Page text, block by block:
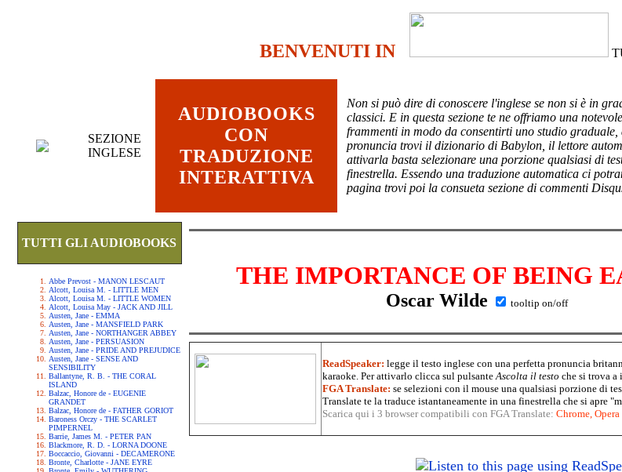
BENVENUTI IN
SEZIONE
INGLESE
AUDIOBOOKS
CON
TRADUZIONE
INTERATTIVA
Non si può dire di conoscere l'inglese se non si è in
classici. E in questa sezione te ne offriamo una
frammenti in modo da consentirti uno studio
pronuncia trovi il dizionario di Babylon, il lettore
attivarla basta selezionare una porzione qualsiasi di
finestrella. Essendo una traduzione automatica ci
pagina trovi poi la consueta sezione di commenti
TUTTI GLI AUDIOBOOKS
Abbe Prevost - MANON LESCAUT
Alcott, Louisa M. - LITTLE MEN
Alcott, Louisa M. - LITTLE WOMEN
Alcott, Louisa May - JACK AND JILL
Austen, Jane - EMMA
Austen, Jane - MANSFIELD PARK
Austen, Jane - NORTHANGER ABBEY
Austen, Jane - PERSUASION
Austen, Jane - PRIDE AND PREJUDICE
Austen, Jane - SENSE AND
SENSIBILITY
Ballantyne, R. B. - THE CORAL
ISLAND
Balzac, Honore de - EUGENIE
GRANDET
Balzac, Honore de - FATHER GORIOT
Baroness Orczy - THE SCARLET
PIMPERNEL
Barrie, James M. - PETER PAN
Blackmore, R. D. - LORNA DOONE
Boccaccio, Giovanni - DECAMERONE
Bronte, Charlotte - JANE EYRE
THE IMPORTANCE OF BEING
Oscar Wilde tooltip on/off
ReadSpeaker: legge il testo inglese con una perfetta pronuncia
karaoke. Per attivarlo clicca sul pulsanteAscolta il testo che si trova
FGA Translate: se selezioni con il mouse una qualsiasi porzione di
Translate te la traduce istantaneamente in una finestrella che si apre
Scarica qui i 3 browser compatibili con FGA Translate: Chrome, Opera